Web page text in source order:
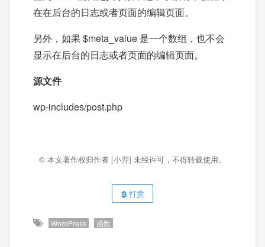
在在后台的日志或者页面的编辑页面。
另外，如果 $meta_value 是一个数组，也不会
显示在后台的日志或者页面的编辑页面。
源文件
wp-includes/post.php
© 本文著作权归作者 [小羿] 未经许可，不得转载使用。
打赏
WordPress 函数